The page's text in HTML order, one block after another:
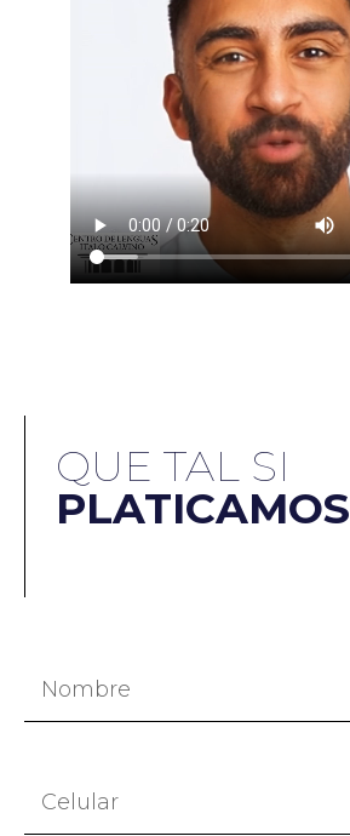
QUE TAL SI
PLATICAMOS